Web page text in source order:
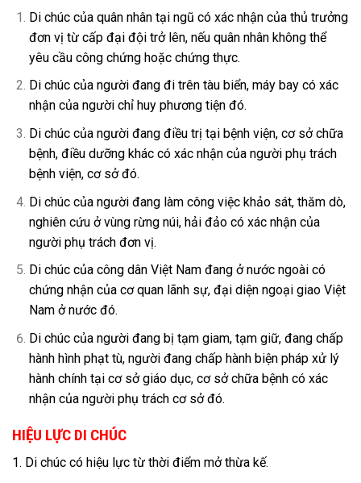
Di chúc của quân nhân tại ngũ có xác nhận của thủ trưởng
đơn vị từ cấp đại đội trở lên, nếu quân nhân không thể
yêu cầu công chứng hoặc chứng thực.
Di chúc của người đang đi trên tàu biển, máy bay có xác
nhận của người chỉ huy phương tiện đó.
Di chúc của người đang điều trị tại bệnh viện, cơ sở chữa
bệnh, điều dưỡng khác có xác nhận của người phụ trách
bệnh viện, cơ sở đó.
Di chúc của người đang làm công việc khảo sát, thăm dò,
nghiên cứu ở vùng rừng núi, hải đảo có xác nhận của
người phụ trách đơn vị.
Di chúc của công dân Việt Nam đang ở nước ngoài có
chứng nhận của cơ quan lãnh sự, đại diện ngoại giao Việt
Nam ở nước đó.
Di chúc của người đang bị tạm giam, tạm giữ, đang chấp
hành hình phạt tù, người đang chấp hành biện pháp xử lý
hành chính tại cơ sở giáo dục, cơ sở chữa bệnh có xác
nhận của người phụ trách cơ sở đó.
HIỆU LỰC DI CHÚC
1. Di chúc có hiệu lực từ thời điểm mở thừa kế.